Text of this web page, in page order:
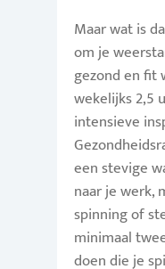
Maar wat is
om je
gezond en fit
wekelijks 2,5
intensieve
een stevige
naar je werk,
spinning of
minimaal
doen die je